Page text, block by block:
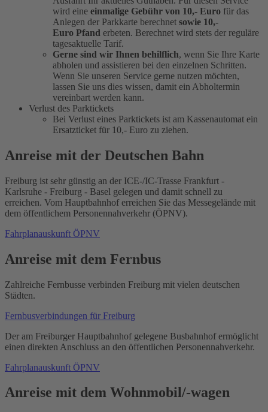
wird eine einmalige Gebühr von 10,- Euro für das
Anlegen der Parkkarte berechnet sowie 10,-
Euro Pfand erbeten. Berechnet wird stets der reguläre
tagesaktuelle Tarif.
Gerne sind wir Ihnen behilflich, wenn Sie Ihre Karte
abholen und assistieren bei den einzelnen Schritten.
Wenn Sie unseren Service gerne nutzen möchten,
lassen Sie uns dies wissen, damit ein Abholtermin
vereinbart werden kann.
Verlust des Parktickets
Bei Verlust eines Parktickets ist am Kassenautomat ein
Ersatzticket für 10,- Euro zu ziehen.
Anreise mit der Deutschen Bahn
Freiburg ist sehr günstig an der ICE-/IC-Trasse Frankfurt -
Karlsruhe - Freiburg - Basel gelegen und damit schnell zu
erreichen. Vom Hauptbahnhof erreichen Sie das Messegelände mit
dem öffentlichem Personennahverkehr (ÖPNV).
Fahrplanauskunft ÖPNV
Anreise mit dem Fernbus
Zahlreiche Fernbusse verbinden Freiburg mit vielen deutschen
Städten.
Fernbusverbindungen für Freiburg
Der am Freiburger Hauptbahnhof gelegene Busbahnhof ermöglicht
einen direkten Anschluss an den öffentlichen Personennahverkehr.
Fahrplanauskunft ÖPNV
Anreise mit dem Wohnmobil/-wagen